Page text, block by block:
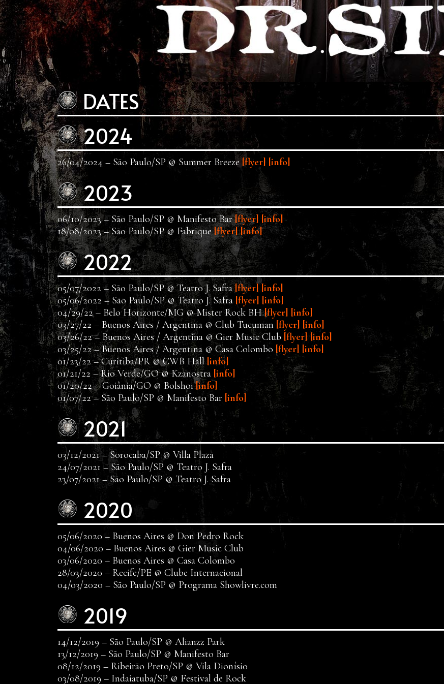
DATES
2024
26/04/2024 – São Paulo/SP @ Summer Breeze[flyer] [info]
2023
06/10/2023 – São Paulo/SP @ Manifesto Bar[flyer] [info]
18/08/2023 – São Paulo/SP @ Fabrique[flyer] [info]
2022
05/07/2022 – São Paulo/SP @ Teatro J. Safra[flyer] [info]
05/06/2022 – São Paulo/SP @ Teatro J. Safra [flyer] [info]
04/29/22 – Belo Horizonte/MG @ Mister Rock BH[flyer] [info]
03/27/22 – Buenos Aires / Argentina @ Club Tucuman [flyer] [info]
03/26/22 – Buenos Aires / Argentina @ Gier Music Club [flyer] [info]
03/25/22 – Buenos Aires / Argentina @ Casa Colombo [flyer] [info]
01/23/22 – Curitiba/PR @ CWB Hall[info]
01/21/22 – Rio Verde/GO @ Kzanostra [info]
01/20/22 – Goiânia/GO @ Bolshoi[info]
01/07/22 – São Paulo/SP @ Manifesto Bar [info]
2021
03/12/2021 – Sorocaba/SP @ Villa Plaza
24/07/2021 – São Paulo/SP @ Teatro J. Safra
23/07/2021 – São Paulo/SP @ Teatro J. Safra
2020
05/06/2020 – Buenos Aires @ Don Pedro Rock
04/06/2020 – Buenos Aires @ Gier Music Club
03/06/2020 – Buenos Aires @ Casa Colombo
28/03/2020 – Recife/PE @ Clube Internacional
04/03/2020 – São Paulo/SP @ Programa Showlivre.com
2019
14/12/2019 – São Paulo/SP @ Alianzz Park
13/12/2019 – São Paulo/SP @ Manifesto Bar
08/12/2019 – Ribeirão Preto/SP @ Vila Dionísio
03/08/2019 – Indaiatuba/SP @ Festival de Rock